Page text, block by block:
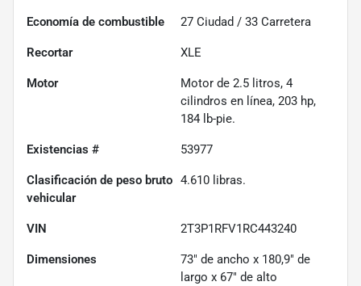
Economía de combustible 27 Ciudad / 33 Carretera
Recortar XLE
Motor
Motor de 2.5 litros, 4
cilindros en línea, 203 hp,
184 lb-pie.
Existencias # 53977
Clasificación de peso bruto
vehicular
4.610 libras.
VIN 2T3P1RFV1RC443240
Dimensiones
73" de ancho x 180,9" de
largo x 67" de alto